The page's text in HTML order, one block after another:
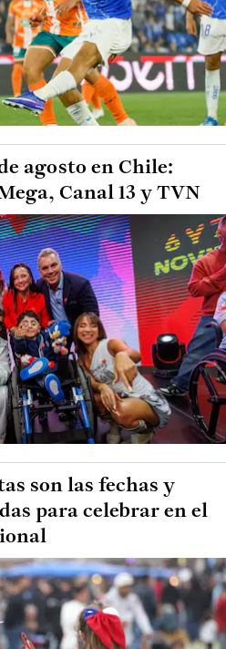
agosto en Chile:
Canal 13 y TVN
son las fechas y
para celebrar en el